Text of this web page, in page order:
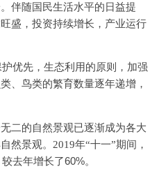
伴随国民生活水平的日益提
盛，投资持续增长，产业运行
优先，生态利用的原则，加强
、鸟类的繁育数量逐年递增，
二的自然景观已逐渐成为各大
然景观。 2019年“十一”期间，
较去年增长了60%。